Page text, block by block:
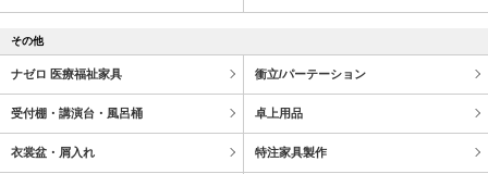
その他
ナゼロ 医療福祉家具 衝立/パーテーション
受付棚・講演台・風呂桶 卓上用品
衣裳盆・屑入れ 特注家具製作